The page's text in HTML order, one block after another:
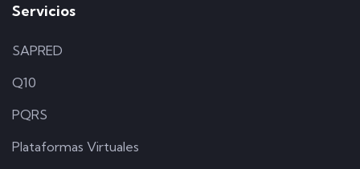
Servicios
SAPRED
Q10
PQRS
Plataformas Virtuales